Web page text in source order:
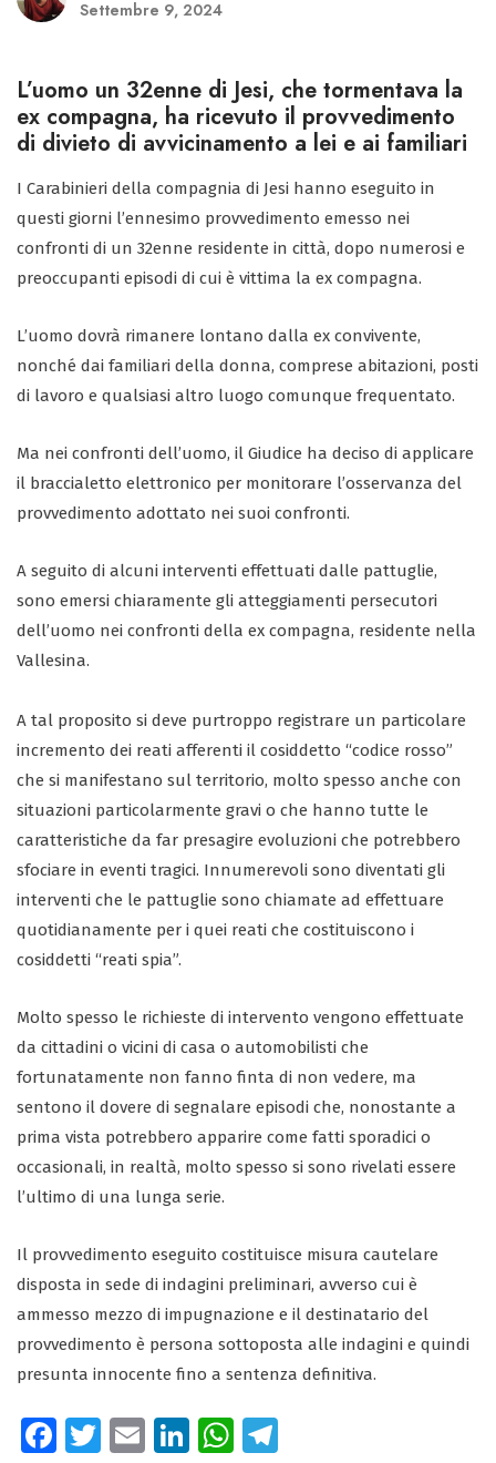
Settembre 9, 2024
L’uomo un 32enne di Jesi, che tormentava la
ex compagna, ha ricevuto il provvedimento
di divieto di avvicinamento a lei e ai familiari
I Carabinieri della compagnia di Jesi hanno eseguito in
questi giorni l’ennesimo provvedimento emesso nei
confronti di un 32enne residente in città, dopo numerosi e
preoccupanti episodi di cui è vittima la ex compagna.
L’uomo dovrà rimanere lontano dalla ex convivente,
nonché dai familiari della donna, comprese abitazioni, posti
di lavoro e qualsiasi altro luogo comunque frequentato.
Ma nei confronti dell’uomo, il Giudice ha deciso di applicare
il braccialetto elettronico per monitorare l’osservanza del
provvedimento adottato nei suoi confronti.
A seguito di alcuni interventi effettuati dalle pattuglie,
sono emersi chiaramente gli atteggiamenti persecutori
dell’uomo nei confronti della ex compagna, residente nella
Vallesina.
A tal proposito si deve purtroppo registrare un particolare
incremento dei reati afferenti il cosiddetto “codice rosso”
che si manifestano sul territorio, molto spesso anche con
situazioni particolarmente gravi o che hanno tutte le
caratteristiche da far presagire evoluzioni che potrebbero
sfociare in eventi tragici. Innumerevoli sono diventati gli
interventi che le pattuglie sono chiamate ad effettuare
quotidianamente per i quei reati che costituiscono i
cosiddetti “reati spia”.
Molto spesso le richieste di intervento vengono effettuate
da cittadini o vicini di casa o automobilisti che
fortunatamente non fanno finta di non vedere, ma
sentono il dovere di segnalare episodi che, nonostante a
prima vista potrebbero apparire come fatti sporadici o
occasionali, in realtà, molto spesso si sono rivelati essere
l’ultimo di una lunga serie.
Il provvedimento eseguito costituisce misura cautelare
disposta in sede di indagini preliminari, avverso cui è
ammesso mezzo di impugnazione e il destinatario del
provvedimento è persona sottoposta alle indagini e quindi
presunta innocente fino a sentenza definitiva.
Fa T E Li W